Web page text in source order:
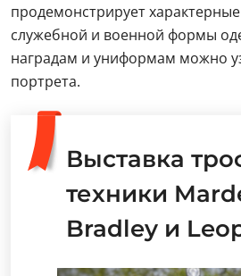
продемонстрирует
служебной и военной формы
наградам и униформам можно
портрета.
Выставка
техники
Bradley и